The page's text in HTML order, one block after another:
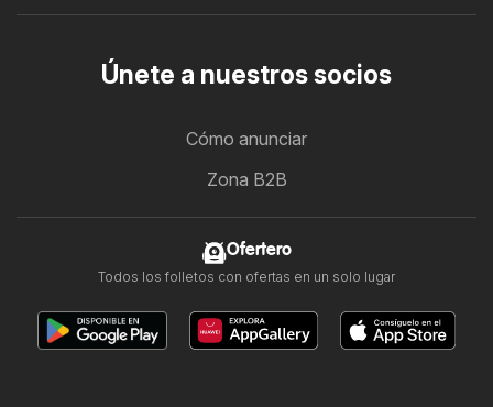
Únete a nuestros socios
Cómo anunciar
Zona B2B
Ofertero
Todos los folletos con ofertas en un solo lugar